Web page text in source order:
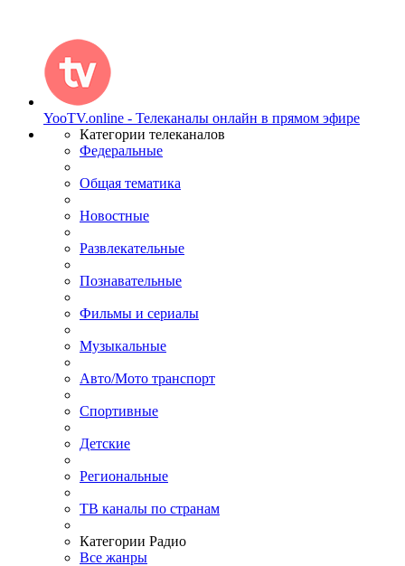
YooTV.online - Телеканалы онлайн в прямом эфире
Категории телеканалов
Федеральные
Общая тематика
Новостные
Развлекательные
Познавательные
Фильмы и сериалы
Музыкальные
Авто/Мото транспорт
Спортивные
Детские
Региональные
ТВ каналы по странам
Категории Радио
Все жанры